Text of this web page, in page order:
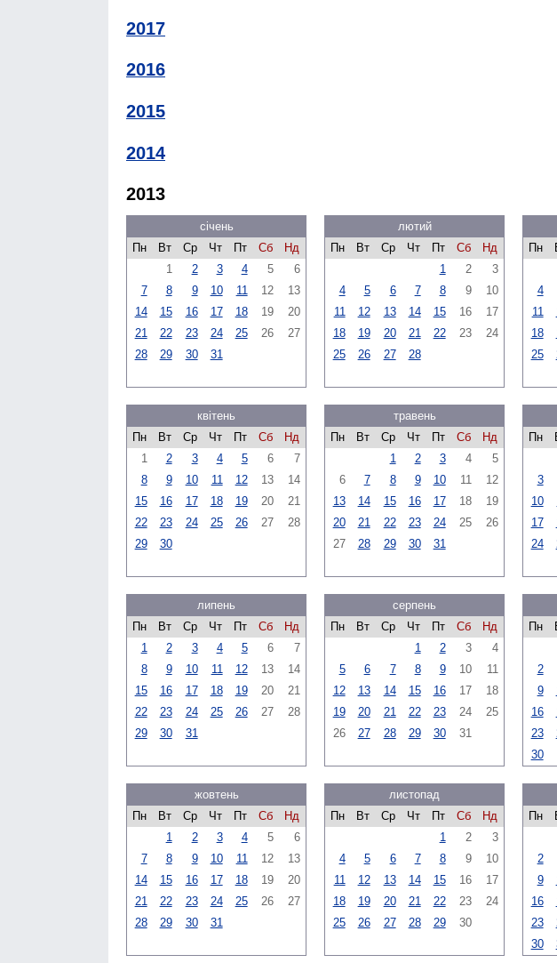
2017
2016
2015
2014
2013
січень
Пн
Вт Ср Чт Пт Сб
Нд
1
2 3 4 5
6
7
8 9 10 11 12
13
14
15 16 17 18 19
20
21
22 23 24 25 26
27
28
29 30 31
лютий
Пн
Вт Ср Чт Пт Сб
Нд
1
2
3
4
5 6 7 8 9
10
11
12 13 14 15 16
17
18
19 20 21 22 23
24
25
26 27 28
Пн
4
11
18
25
квітень
Пн
Вт Ср Чт Пт Сб
Нд
1
2 3 4 5 6
7
8
9 10 11 12 13
14
15
16 17 18 19 20
21
22
23 24 25 26 27
28
29
30
травень
Пн
Вт Ср Чт Пт Сб
Нд
1
2 3 4
5
6
7 8 9 10 11
12
13
14 15 16 17 18
19
20
21 22 23 24 25
26
27
28 29 30 31
Пн
3
10
17
24
липень
Пн
Вт Ср Чт Пт Сб
Нд
1
2 3 4 5 6
7
8
9 10 11 12 13
14
15
16 17 18 19 20
21
22
23 24 25 26 27
28
29
30 31
серпень
Пн
Вт Ср Чт Пт Сб
Нд
1
2 3
4
5
6 7 8 9 10
11
12
13 14 15 16 17
18
19
20 21 22 23 24
25
26
27 28 29 30 31
Пн
2
9
16
23
30
жовтень
Пн
Вт Ср Чт Пт Сб
Нд
1
2 3 4 5
6
7
8 9 10 11 12
13
14
15 16 17 18 19
20
21
22 23 24 25 26
27
28
29 30 31
листопад
Пн
Вт Ср Чт Пт Сб
Нд
1
2
3
4
5 6 7 8 9
10
11
12 13 14 15 16
17
18
19 20 21 22 23
24
25
26 27 28 29 30
Пн
2
9
16
23
30